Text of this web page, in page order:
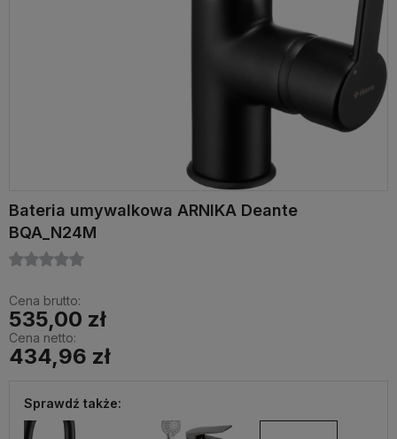
Bateria umywalkowa ARNIKA Deante
BQA_N24M
Cena brutto:
535,00 zł
Cena netto:
434,96 zł
Sprawdź także: